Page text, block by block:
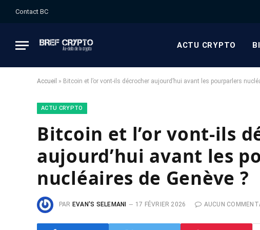
Contact BC
ACTU CRYPTO
Accueil » Bitcoin et l’or vont-ils décrocher aujourd’hui avant les pourparlers
ACTU CRYPTO
Bitcoin et l’or vont-ils
aujourd’hui avant les
nucléaires de Genève ?
PAR EVAN'S SELEMANI 17 FÉVRIER 2026 AUCUN